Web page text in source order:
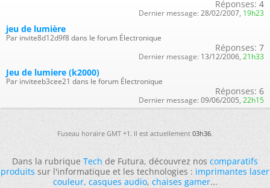
Réponses: 4
Dernier message: 28/02/2007, 19h23
jeu de lumière
Par invite8d12d9f8 dans le forum Électronique
Réponses: 7
Dernier message: 13/12/2006, 21h33
Jeu de lumiere (k2000)
Par inviteeb3cee21 dans le forum Électronique
Réponses: 6
Dernier message: 09/06/2005, 22h15
Fuseau horaire GMT +1. Il est actuellement03h36.
Dans la rubriqueTechde Futura, découvrez noscomparatifs
produitssur l'informatique et les technologies :imprimantes laser
couleur,casques audio,chaises gamer...